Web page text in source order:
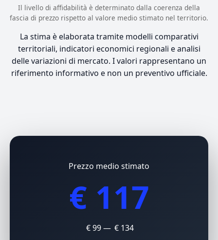
Il livello di affidabilità è determinato dalla coerenza della
fascia di prezzo rispetto al valore medio stimato nel territorio.
La stima è elaborata tramite modelli comparativi
territoriali, indicatori economici regionali e analisi
delle variazioni di mercato. I valori rappresentano un
riferimento informativo e non un preventivo ufficiale.
Prezzo medio stimato
€ 117
€ 99 — € 134